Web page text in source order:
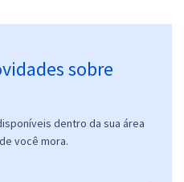
sobre
dentro da sua área
você mora.